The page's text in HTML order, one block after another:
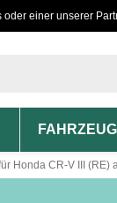
oder einer unserer
Honda CR-V III